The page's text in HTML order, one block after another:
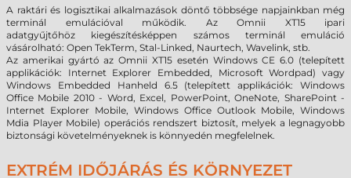
A raktári és logisztikai alkalmazások döntő többsége napjainkban még
terminál emulációval működik. Az Omnii XT15 ipari
adatgyűjtőhöz kiegészítésképpen számos terminál emuláció
vásárolható: Open TekTerm, Stal-Linked, Naurtech, Wavelink, stb.
Az amerikai gyártó az Omnii XT15 esetén Windows CE 6.0 (telepített
applikációk: Internet Explorer Embedded, Microsoft Wordpad) vagy
Windows Embedded Hanheld 6.5 (telepített applikációk: Windows
Office Mobile 2010 - Word, Excel, PowerPoint, OneNote, SharePoint -
Internet Explorer Mobile, Windows Office Outlook Mobile, Windows
Mdia Player Mobile) operációs rendszert biztosít, melyek a legnagyobb
biztonsági követelményeknek is könnyedén megfelelnek.
EXTRÉM IDŐJÁRÁS ÉS KÖRNYEZET